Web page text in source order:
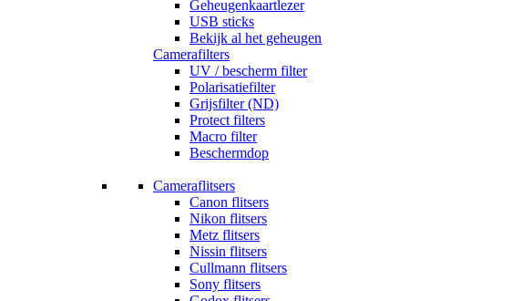
Geheugenkaartlezer
USB sticks
Bekijk al het geheugen
Camerafilters
UV / bescherm filter
Polarisatiefilter
Grijsfilter (ND)
Protect filters
Macro filter
Beschermdop
Cameraflitsers
Canon flitsers
Nikon flitsers
Metz flitsers
Nissin flitsers
Cullmann flitsers
Sony flitsers